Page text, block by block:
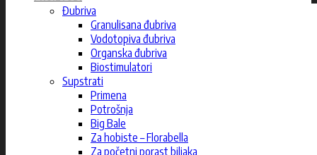
Đubriva
Granulisana đubriva
Vodotopiva đubriva
Organska đubriva
Biostimulatori
Supstrati
Primena
Potrošnja
Big Bale
Za hobiste – Florabella
Za početni porast biljaka